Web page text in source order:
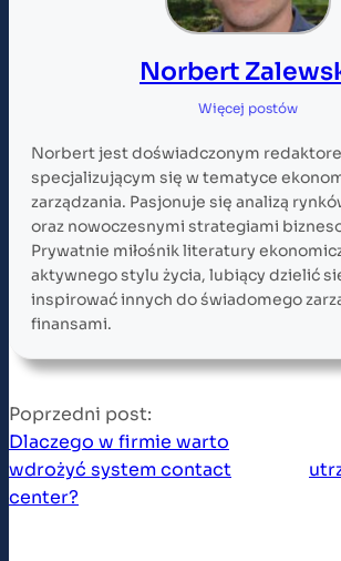
Norbert
Więcej postów
Norbert jest doświadczonym
specjalizującym się w tematyce
zarządzania. Pasjonuje się analizą
oraz nowoczesnymi strategiami
Prywatnie miłośnik literatury
aktywnego stylu życia, lubiący dzielić
inspirować innych do świadomego
finansami.
Poprzedni post:
Dlaczego w firmie warto
wdrożyć system contact
center?